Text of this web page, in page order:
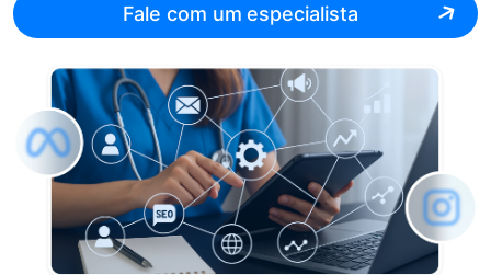
Fale com um especialista